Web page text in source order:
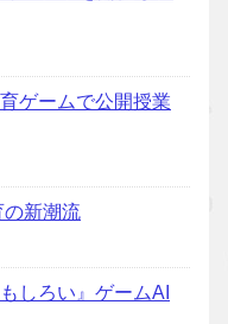
ゲームで公開授業
の新潮流
しろい』ゲームAI